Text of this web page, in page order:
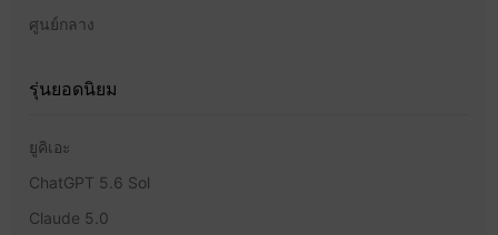
ศูนย์กลาง
รุ่นยอดนิยม
ยูคิเอะ
ChatGPT 5.6 Sol
Claude 5.0